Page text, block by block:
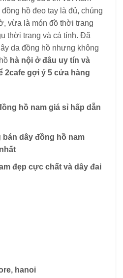
hồ đeo tay là đủ, chúng
vừa là món đồ thời trang
thời trang và cá tính. Đã
da đồng hồ nhưng không
hà nội ở đâu uy tín và
2cafe gợi ý 5 cửa hàng
hồ nam giá sỉ hấp dẫn
dây đồng hồ nam
đẹp cực chất và dây đai
hanoi